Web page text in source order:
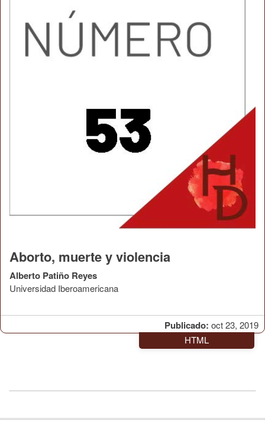
Publicado: oct 23, 2019
Aborto, muerte y violencia
Alberto Patiño Reyes
Universidad Iberoamericana
HTML